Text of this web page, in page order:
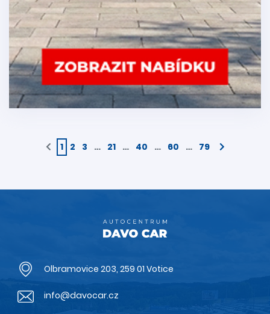
1 2 3 … 21 … 40 … 60 … 79
Olbramovice 203, 259 01 Votice
info@davocar.cz